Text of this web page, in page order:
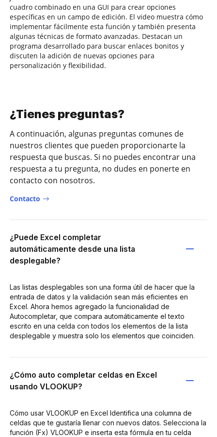
cuadro combinado en una GUI para crear opciones
específicas en un campo de edición. El video muestra cómo
implementar fácilmente esta función y también presenta
algunas técnicas de formato avanzadas. Destacan un
programa desarrollado para buscar enlaces bonitos y
discuten la adición de nuevas opciones para
personalización y flexibilidad.
¿Tienes preguntas?
A continuación, algunas preguntas comunes de
nuestros clientes que pueden proporcionarte la
respuesta que buscas. Si no puedes encontrar una
respuesta a tu pregunta, no dudes en ponerte en
contacto con nosotros.
Contacto
¿Puede Excel completar
automáticamente desde una lista
desplegable?
Las listas desplegables son una forma útil de hacer que la
entrada de datos y la validación sean más eficientes en
Excel. Ahora hemos agregado la funcionalidad de
Autocompletar, que compara automáticamente el texto
escrito en una celda con todos los elementos de la lista
desplegable y muestra solo los elementos que coinciden.
¿Cómo auto completar celdas en Excel
usando VLOOKUP?
Cómo usar VLOOKUP en Excel Identifica una columna de
celdas que te gustaría llenar con nuevos datos. Selecciona la
función (Fx) VLOOKUP e inserta esta fórmula en tu celda